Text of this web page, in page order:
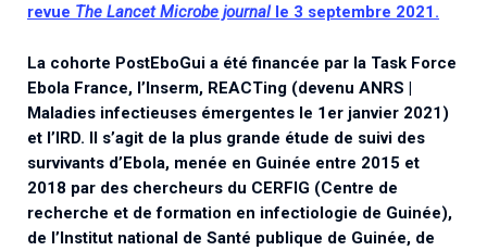
revue The Lancet Microbe journalle 3 septembre 2021.
La cohorte PostEboGui a été financée par la Task Force
Ebola France, l’Inserm, REACTing (devenu ANRS |
Maladies infectieuses émergentes le 1er janvier 2021)
et l’IRD. Il s’agit de la plus grande étude de suivi des
survivants d’Ebola, menée en Guinée entre 2015 et
2018 par des chercheurs du CERFIG (Centre de
recherche et de formation en infectiologie de Guinée),
de l’Institut national de Santé publique de Guinée, de